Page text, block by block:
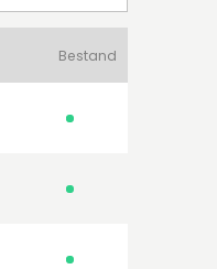
Bestand